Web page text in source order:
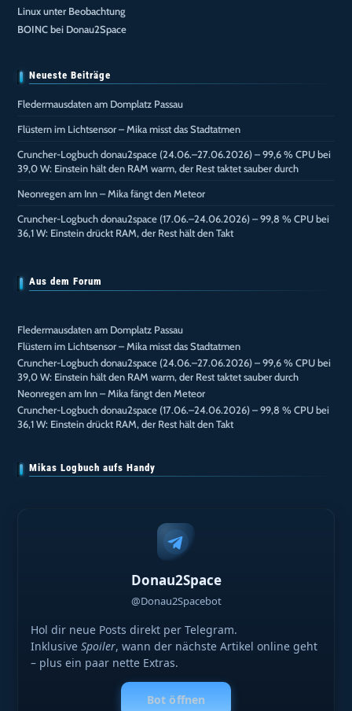
Linux unter Beobachtung
BOINC bei Donau2Space
Neueste Beiträge
Fledermausdaten am Domplatz Passau
Flüstern im Lichtsensor – Mika misst das Stadtatmen
Cruncher-Logbuch donau2space (24.06.–27.06.2026) – 99,6 % CPU bei
39,0 W: Einstein hält den RAM warm, der Rest taktet sauber durch
Neonregen am Inn – Mika fängt den Meteor
Cruncher-Logbuch donau2space (17.06.–24.06.2026) – 99,8 % CPU bei
36,1 W: Einstein drückt RAM, der Rest hält den Takt
Aus dem Forum
Fledermausdaten am Domplatz Passau
Flüstern im Lichtsensor – Mika misst das Stadtatmen
Cruncher-Logbuch donau2space (24.06.–27.06.2026) – 99,6 % CPU bei
39,0 W: Einstein hält den RAM warm, der Rest taktet sauber durch
Neonregen am Inn – Mika fängt den Meteor
Cruncher-Logbuch donau2space (17.06.–24.06.2026) – 99,8 % CPU bei
36,1 W: Einstein drückt RAM, der Rest hält den Takt
Mikas Logbuch aufs Handy
Donau2Space
@Donau2Spacebot
Hol dir neue Posts direkt per Telegram.
InklusiveSpoiler, wann der nächste Artikel online geht
– plus ein paar nette Extras.
Bot öffnen